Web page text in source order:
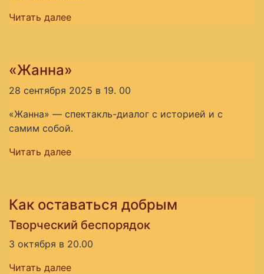
Читать далее
«Жанна»
28 сентября 2025 в 19. 00
«Жанна» — спектакль-диалог с историей и с
самим собой.
Читать далее
Как оставаться добрым
Творческий беспорядок
3 октября в 20.00
Читать далее